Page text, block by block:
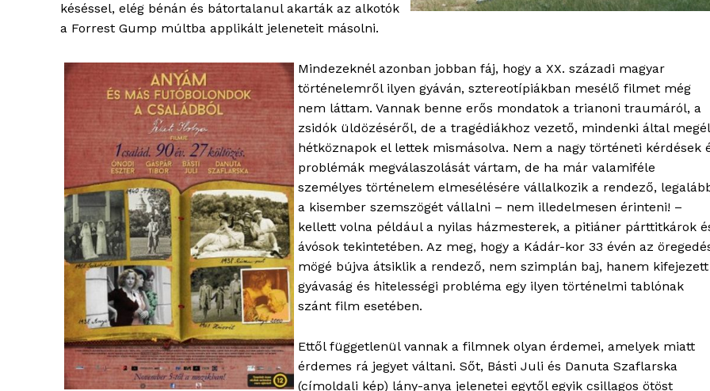
blogSZOLNOK
szubjektív
élményportál
ELŐFIZETÉS
Hasznos
bSZ fiók
Előfizetés
Kapcsolat
Adatkezelési tájékoztató
késéssel, elég bénán és bátortalanul akarták az alkotók
a Forrest Gump múltba applikált jeleneteit másolni.
Mindezeknél azonban jobban fáj, hogy a XX. századi magyar
történelemről ilyen gyáván, sztereotípiákban mesélő filmet még
nem láttam. Vannak benne erős mondatok a trianoni traumáról, a
zsidók üldözéséről, de a tragédiákhoz vezető, mindenki által
hétköznapok el lettek mismásolva. Nem a nagy történeti kérdések
problémák megválaszolását vártam, de ha már valamiféle
személyes történelem elmesélésére vállalkozik a rendező,
a kisember szemszögét vállalni – nem illedelmesen érinteni! –
kellett volna például a nyilas házmesterek, a pitiáner párttitkárok
ávósok tekintetében. Az meg, hogy a Kádár-kor 33 évén az
mögé bújva átsiklik a rendező, nem szimplán baj, hanem kifejezett
gyávaság és hitelességi probléma egy ilyen történelmi tablónak
szánt film esetében.
Ettől függetlenül vannak a filmnek olyan érdemei, amelyek miatt
érdemes rá jegyet váltani. Sőt, Básti Juli és Danuta Szaflarska
(címoldali kép) lány-anya jelenetei egytől egyik csillagos ötöst